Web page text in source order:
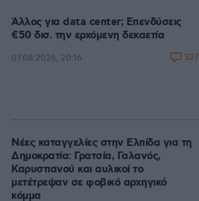
Άλλος για data center; Επενδύσεις
€50 δισ. την ερχόμενη δεκαετία
07.08.2026, 20:16 327
Νέες καταγγελίες στην Ελπίδα για τη
Δημοκρατία: Γρατσία, Γαλανός,
Καρυστιανού και αυλικοί το
μετέτρεψαν σε φοβικό αρχηγικό
κόμμα